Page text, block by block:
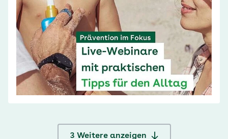
3 Weitere anzeigen